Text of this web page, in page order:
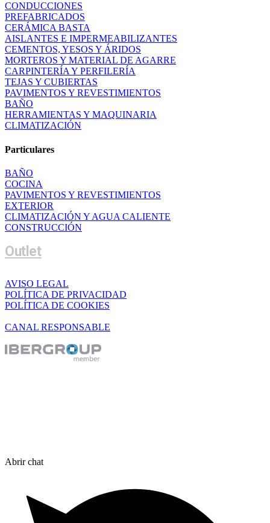
CONDUCCIONES
PREFABRICADOS
CERÁMICA BASTA
AISLANTES E IMPERMEABILIZANTES
CEMENTOS, YESOS Y ÁRIDOS
MORTEROS Y MATERIAL DE AGARRE
CARPINTERÍA Y PERFILERÍA
TEJAS Y CUBIERTAS
PAVIMENTOS Y REVESTIMIENTOS
BAÑO
HERRAMIENTAS Y MAQUINARIA
CLIMATIZACIÓN
Particulares
BAÑO
COCINA
PAVIMENTOS Y REVESTIMIENTOS
EXTERIOR
CLIMATIZACIÓN Y AGUA CALIENTE
CONSTRUCCIÓN
Outlet
AVISO LEGAL
POLÍTICA DE PRIVACIDAD
POLÍTICA DE COOKIES
CANAL RESPONSABLE
Abrir chat